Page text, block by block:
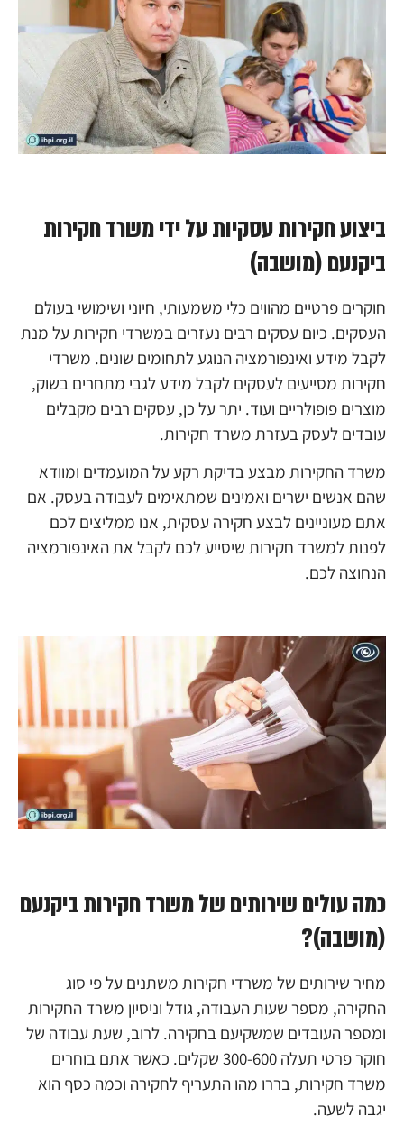
ביצוע חקירות עסקיות על ידי משרד חקירות
ביקנעם (מושבה)
חוקרים פרטיים מהווים כלי משמעותי, חיוני ושימושי בעולם
העסקים. כיום עסקים רבים נעזרים במשרדי חקירות על מנת
לקבל מידע ואינפורמציה הנוגע לתחומים שונים. משרדי
חקירות מסייעים לעסקים לקבל מידע לגבי מתחרים בשוק,
מוצרים פופולריים ועוד. יתר על כן, עסקים רבים מקבלים
עובדים לעסק בעזרת משרד חקירות.
משרד החקירות מבצע בדיקת רקע על המועמדים ומוודא
שהם אנשים ישרים ואמינים שמתאימים לעבודה בעסק. אם
אתם מעוניינים לבצע חקירה עסקית, אנו ממליצים לכם
לפנות למשרד חקירות שיסייע לכם לקבל את האינפורמציה
הנחוצה לכם.
כמה עולים שירותים של משרד חקירות ביקנעם
(מושבה)?
מחיר שירותים של משרדי חקירות משתנים על פי סוג
החקירה, מספר שעות העבודה, גודל וניסיון משרד החקירות
ומספר העובדים שמשקיעם בחקירה. לרוב, שעת עבודה של
חוקר פרטי תעלה 300-600 שקלים. כאשר אתם בוחרים
משרד חקירות, בררו מהו התעריף לחקירה וכמה כסף הוא
יגבה לשעה.